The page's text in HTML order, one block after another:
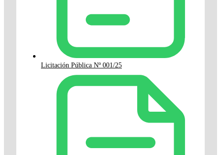
Licitación Pública Nº 001/25